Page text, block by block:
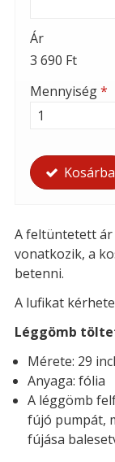
Ár
3 690 Ft
Mennyiség*
Kosárba
A feltüntetett ár
vonatkozik, a
betenni.
A lufikat
Léggömb
Mérete: 29
Anyaga: fólia
A léggömb
fújó pumpát,
fújása